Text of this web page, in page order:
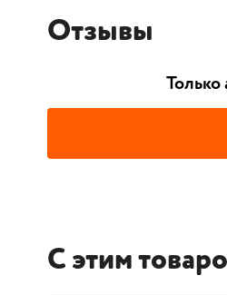
Отзывы
С этим